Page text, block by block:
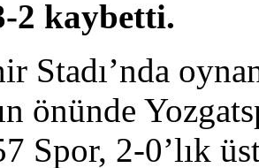
2 kaybetti.
Stadı’nda
önünde
Spor, 2-0’lık